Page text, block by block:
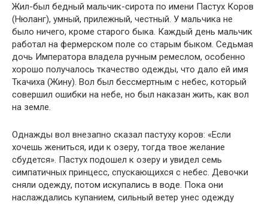
Жил-был бедный мальчик-сирота по имени Пастух Коров
(Нюланг), умный, прилежный, честный. У мальчика не
было ничего, кроме старого быка. Каждый день мальчик
работал на фермерском поле со старым быком. Седьмая
дочь Императора владела ручным ремеслом, особенно
хорошо получалось ткачество одежды, что дало ей имя
Ткачиха (Жину). Вол был бессмертным с небес, который
совершил ошибки на небе, но был наказан жить, как вол
на земле.
Однажды вол внезапно сказал пастуху коров: «Если
хочешь жениться, иди к озеру, тогда твое желание
сбудется». Пастух подошел к озеру и увидел семь
симпатичных принцесс, спускающихся с небес. Девочки
сняли одежду, потом искупались в воде. Пока они
наслаждались купанием, сильный ветер унес одежду